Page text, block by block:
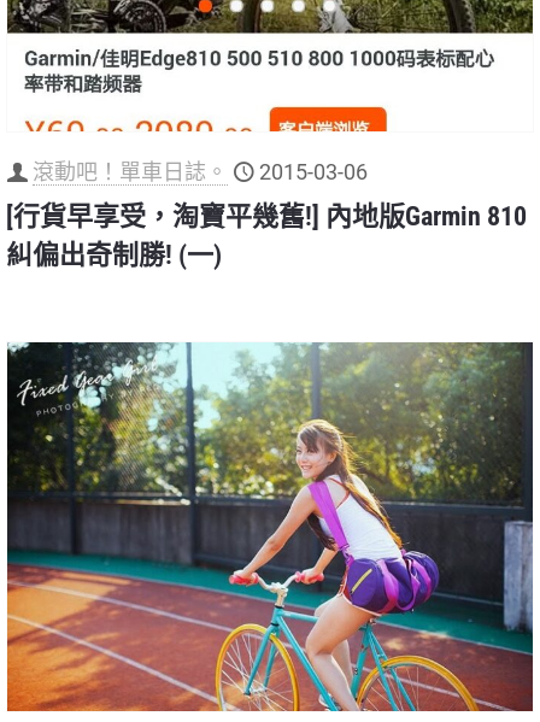
滾動吧！單車日誌。 2015-03-06
[行貨早享受，淘寶平幾舊!] 內地版Garmin 810
糾偏出奇制勝! (一)